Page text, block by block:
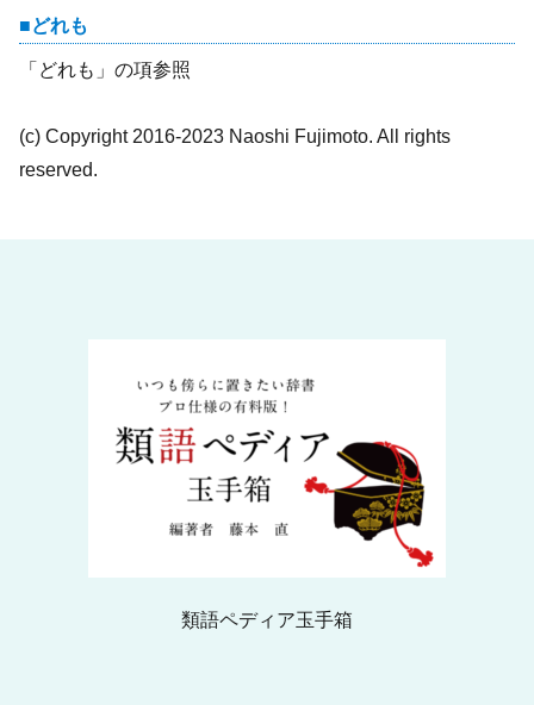
どれも
「どれも」の項参照
(c) Copyright 2016-2023 Naoshi Fujimoto. All rights
reserved.
類語ペディア玉手箱